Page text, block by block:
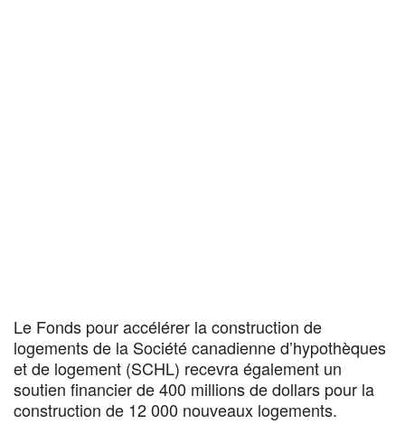
Le Fonds pour accélérer la construction de
logements de la Société canadienne d’hypothèques
et de logement (SCHL) recevra également un
soutien financier de 400 millions de dollars pour la
construction de 12 000 nouveaux logements.